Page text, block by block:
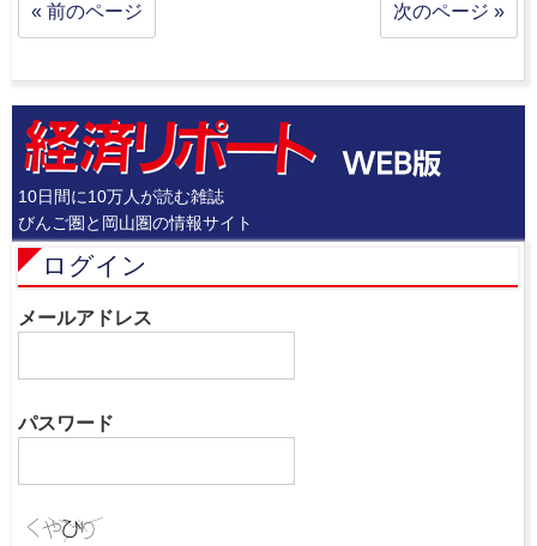
« 前のページ 次のページ »
10日間に10万人が読む雑誌
びんご圏と岡山圏の情報サイト
ログイン
メールアドレス
パスワード